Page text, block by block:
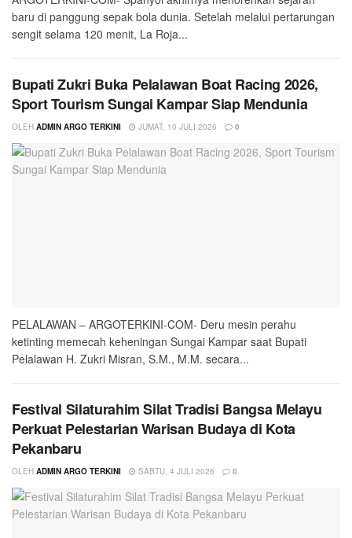
baru di panggung sepak bola dunia. Setelah melalui pertarungan
sengit selama 120 menit, La Roja...
Bupati Zukri Buka Pelalawan Boat Racing 2026,
Sport Tourism Sungai Kampar Siap Mendunia
OLEH ADMIN ARGO TERKINI JUMAT, 10 JULI 2026 0
PELALAWAN – ARGOTERKINI-COM- Deru mesin perahu
ketinting memecah keheningan Sungai Kampar saat Bupati
Pelalawan H. Zukri Misran, S.M., M.M. secara...
Festival Silaturahim Silat Tradisi Bangsa Melayu
Perkuat Pelestarian Warisan Budaya di Kota
Pekanbaru
OLEH ADMIN ARGO TERKINI SABTU, 4 JULI 2026 0